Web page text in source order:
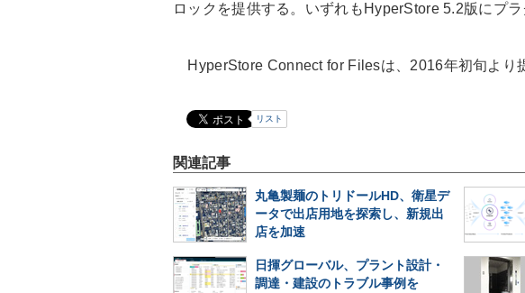
ロックを提供する。いずれもHyperStore 5.2版にプラ
HyperStore Connect for Filesは、2016年初旬より
リスト
関連記事
丸亀製麺のトリドールHD、衛星デ
ータで出店用地を探索し、新規出
店を加速
日揮グローバル、プラント設計・
調達・建設のトラブル事例を